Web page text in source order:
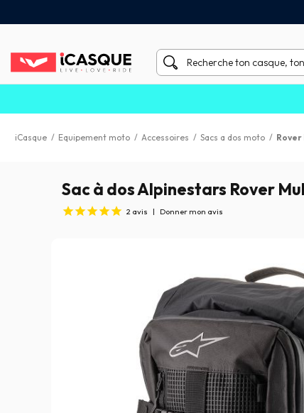
iCasque / Equipement moto / Accessoires / Sacs a dos moto /
Sac à dos Alpinestars Rover
2 avis | Donner mon avis